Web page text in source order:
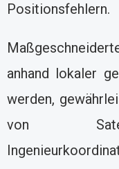
Positionsfehlern.
anhand lokaler
werden,
von